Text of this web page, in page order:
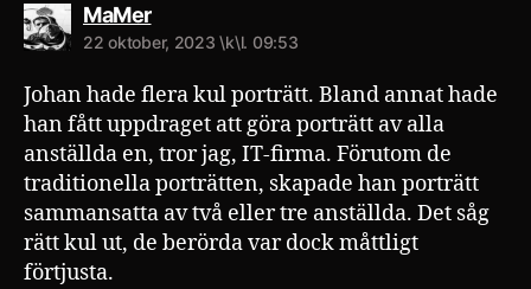
MaMersäger:
22 oktober, 2023 \k\l. 09:53
Johan hade flera kul porträtt. Bland annat hade
han fått uppdraget att göra porträtt av alla
anställda en, tror jag, IT-firma. Förutom de
traditionella porträtten, skapade han porträtt
sammansatta av två eller tre anställda. Det såg
rätt kul ut, de berörda var dock måttligt
förtjusta.